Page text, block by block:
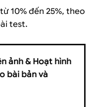
10% đến 25%, theo
test.
ảnh & Hoạt hình
bài bản và